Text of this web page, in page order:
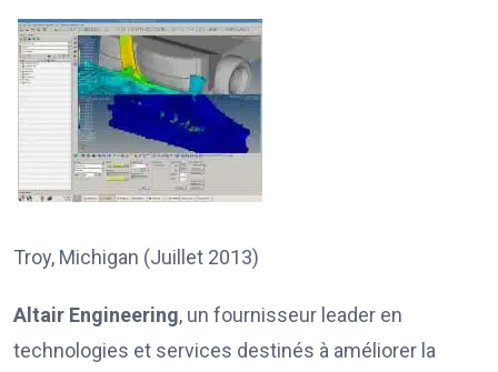
Troy, Michigan (Juillet 2013)
Altair Engineering, un fournisseur leader en
technologies et services destinés à améliorer la